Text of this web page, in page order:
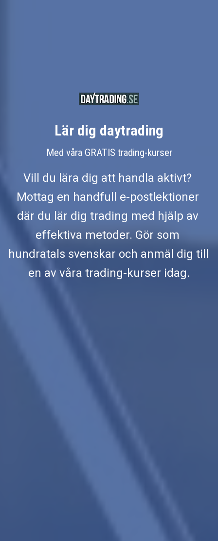
Lär dig daytrading
Med våra GRATIS trading-kurser
Vill du lära dig att handla aktivt?
Mottag en handfull e-postlektioner
där du lär dig trading med hjälp av
effektiva metoder. Gör som
hundratals svenskar och anmäl dig till
en av våra trading-kurser idag.